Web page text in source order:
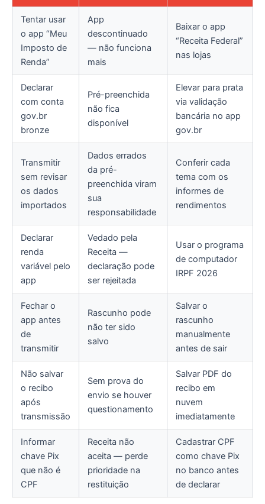
Tentar usar
o app “Meu
Imposto de
Renda”
App
descontinuado
— não funciona
mais
Baixar o app
“Receita Federal”
nas lojas
Declarar
com conta
gov.br
bronze
Pré-preenchida
não fica
disponível
Elevar para prata
via validação
bancária no app
gov.br
Transmitir
sem revisar
os dados
importados
Dados errados
da pré-
preenchida viram
sua
responsabilidade
Conferir cada
tema com os
informes de
rendimentos
Declarar
renda
variável pelo
app
Vedado pela
Receita —
declaração pode
ser rejeitada
Usar o programa
de computador
IRPF 2026
Fechar o
app antes
de
transmitir
Rascunho pode
não ter sido
salvo
Salvar o
rascunho
manualmente
antes de sair
Não salvar
o recibo
após
transmissão
Sem prova do
envio se houver
questionamento
Salvar PDF do
recibo em
nuvem
imediatamente
Informar
chave Pix
que não é
CPF
Receita não
aceita — perde
prioridade na
restituição
Cadastrar CPF
como chave Pix
no banco antes
de declarar